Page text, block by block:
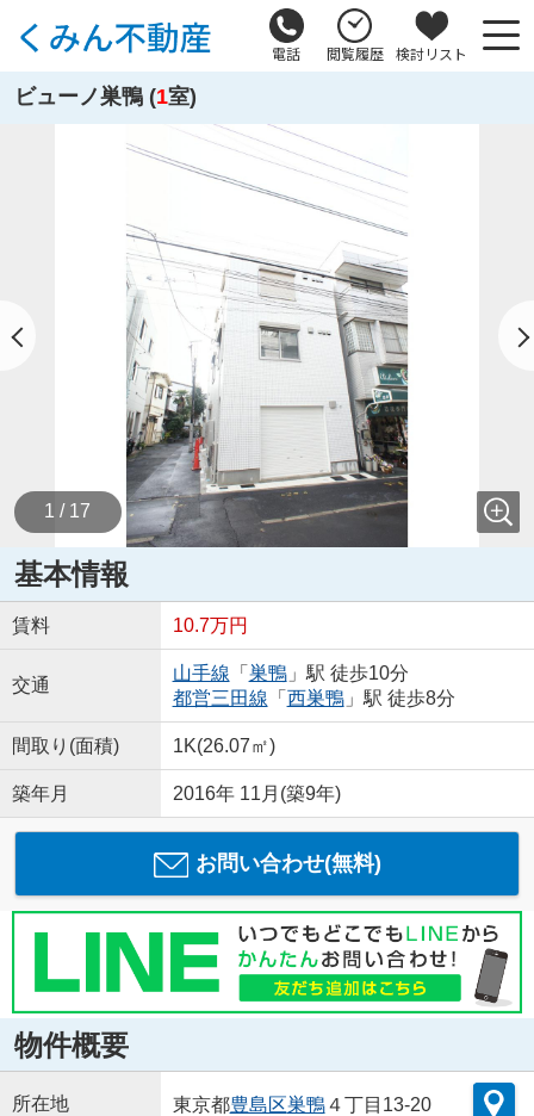
電話 閲覧履歴 検討リスト
ビューノ巣鴨 (1室)
1 / 17
基本情報
賃料 10.7万円
交通
山手線 「 巣鴨」駅 徒歩10分
都営三田線 「 西巣鴨」駅 徒歩8分
間取り(面積) 1K(26.07㎡)
築年月 2016年 11月(築9年)
お問い合わせ(無料)
物件概要
所在地 東京都豊島区巣鴨４丁目13-20